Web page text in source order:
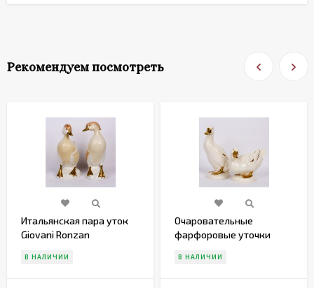
Рекомендуем посмотреть
Итальянская пара уток
Giovani Ronzan
В НАЛИЧИИ
Очаровательные
фарфоровые уточки
В НАЛИЧИИ